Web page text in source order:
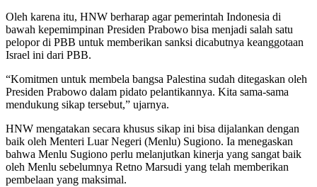
Oleh karena itu, HNW berharap agar pemerintah Indonesia di
bawah kepemimpinan Presiden Prabowo bisa menjadi salah satu
pelopor di PBB untuk memberikan sanksi dicabutnya keanggotaan
Israel ini dari PBB.
“Komitmen untuk membela bangsa Palestina sudah ditegaskan oleh
Presiden Prabowo dalam pidato pelantikannya. Kita sama-sama
mendukung sikap tersebut,” ujarnya.
HNW mengatakan secara khusus sikap ini bisa dijalankan dengan
baik oleh Menteri Luar Negeri (Menlu) Sugiono. Ia menegaskan
bahwa Menlu Sugiono perlu melanjutkan kinerja yang sangat baik
oleh Menlu sebelumnya Retno Marsudi yang telah memberikan
pembelaan yang maksimal.